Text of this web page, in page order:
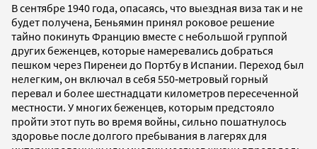
В сентябре 1940 года, опасаясь, что выездная виза так и не
будет получена, Беньямин принял роковое решение
тайно покинуть Францию вместе с небольшой группой
других беженцев, которые намеревались добраться
пешком через Пиренеи до Портбу в Испании. Переход был
нелегким, он включал в себя 550‐метровый горный
перевал и более шестнадцати километров пересеченной
местности. У многих беженцев, которым предстояло
пройти этот путь во время войны, сильно пошатнулось
здоровье после долгого пребывания в лагерях для